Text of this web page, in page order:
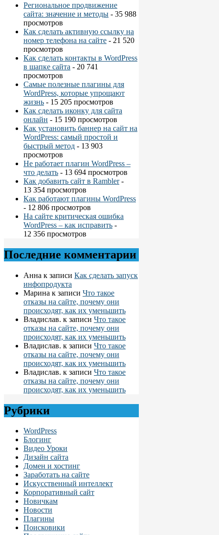
Региональное продвижение
сайта: значение и методы - 35 988
просмотров
Как сделать активную ссылку на
номер телефона на сайте - 21 520
просмотров
Как сделать контакты в WordPress
в шапке сайта - 20 741
просмотров
Самые полезные плагины для
WordPress, которые упрощают
жизнь - 15 205 просмотров
Как сделать иконку для сайта
онлайн - 15 190 просмотров
Как установить баннер на сайт на
WordPress: самый простой и
быстрый метод - 13 903
просмотров
Не работает плагин WordPress –
что делать - 13 694 просмотров
Как добавить сайт в Rambler-
13 354 просмотров
Как работают плагины WordPress
- 12 806 просмотров
На сайте критическая ошибка
WordPress – как исправить -
12 356 просмотров
Последние комментарии
Анна к записи Как сделать запуск
инфопродукта
Марина к записи Что такое
отказы на сайте, почему они
происходят, как их уменьшить
Владислав. к записи Что такое
отказы на сайте, почему они
происходят, как их уменьшить
Владислав. к записи Что такое
отказы на сайте, почему они
происходят, как их уменьшить
Владислав. к записи Что такое
отказы на сайте, почему они
происходят, как их уменьшить
Рубрики
WordPress
Блогинг
Видео Уроки
Дизайн сайта
Домен и хостинг
Заработать на сайте
Искусственный интеллект
Корпоративный сайт
Новичкам
Новости
Плагины
Поисковики